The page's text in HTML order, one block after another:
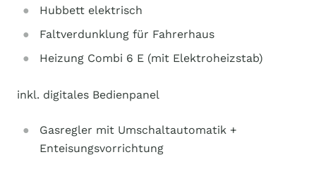
Hubbett elektrisch
Faltverdunklung für Fahrerhaus
Heizung Combi 6 E (mit Elektroheizstab)
inkl. digitales Bedienpanel
Gasregler mit Umschaltautomatik +
Enteisungsvorrichtung